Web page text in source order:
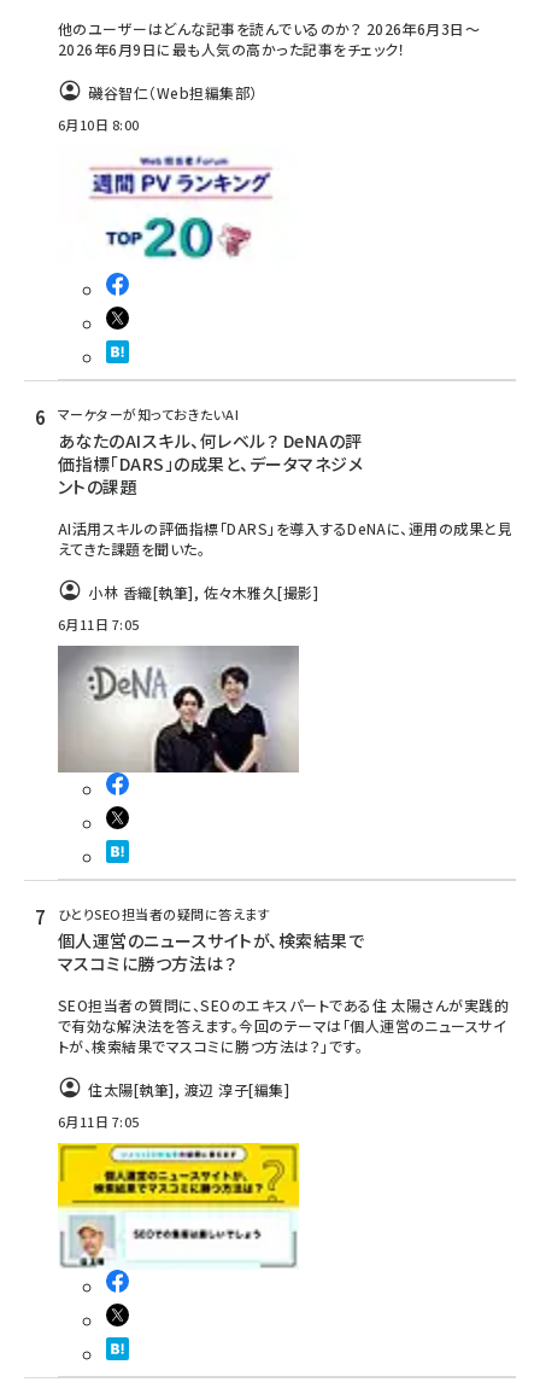
他のユーザーはどんな記事を読んでいるのか？ 2026年6月3日～
2026年6月9日に最も人気の高かった記事をチェック！
磯谷智仁（Web担編集部）
6月10日 8:00
マーケターが知っておきたいAI
あなたのAIスキル、何レベル？ DeNAの評
価指標「DARS」の成果と、データマネジメ
ントの課題
AI活用スキルの評価指標「DARS」を導入するDeNAに、運用の成果と見
えてきた課題を聞いた。
小林 香織[執筆], 佐々木雅久[撮影]
6月11日 7:05
ひとりSEO担当者の疑問に答えます
個人運営のニュースサイトが、検索結果で
マスコミに勝つ方法は？
SEO担当者の質問に、SEOのエキスパートである住 太陽さんが実践的
で有効な解決法を答えます。今回のテーマは「個人運営のニュースサイ
トが、検索結果でマスコミに勝つ方法は？」です。
住太陽[執筆], 渡辺 淳子[編集]
6月11日 7:05